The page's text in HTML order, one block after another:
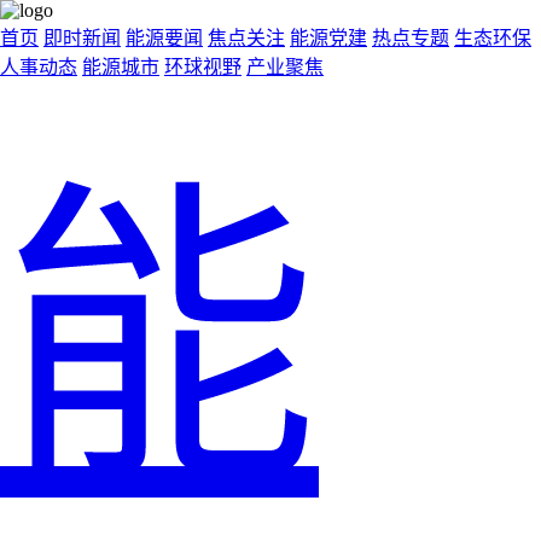
首页 即时新闻 能源要闻 焦点关注 能源党建 热点专题 生态环保
人事动态 能源城市 环球视野 产业聚焦
能